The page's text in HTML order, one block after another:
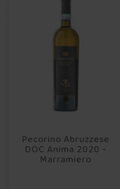
Pecorino Abruzzese
DOC Anima 2020 -
Marramiero